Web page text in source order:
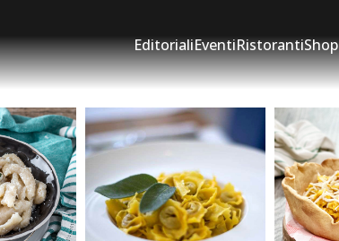
EditorialiEventiRistorantiShop